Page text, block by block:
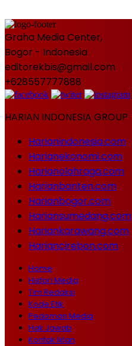
Graha Media Center,
Bogor - Indonesia
editorekbis@gmail.com
+628557777888
HARIAN INDONESIA GROUP
Harianindonesia.com
Harianekonomi.com
Harianolahraga.com
Harianbanten.com
Harianbogor.com
Hariansumedang.com
Hariankarawang.com
Hariancirebon.com
Home
Histori Media
Tim Redaksi
Kode Etik
Pedoman Media
Hak Jawab
Kontak Iklan